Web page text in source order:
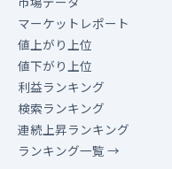
マーケットレポート
値上がり上位
値下がり上位
利益ランキング
検索ランキング
連続上昇ランキング
ランキング一覧 →